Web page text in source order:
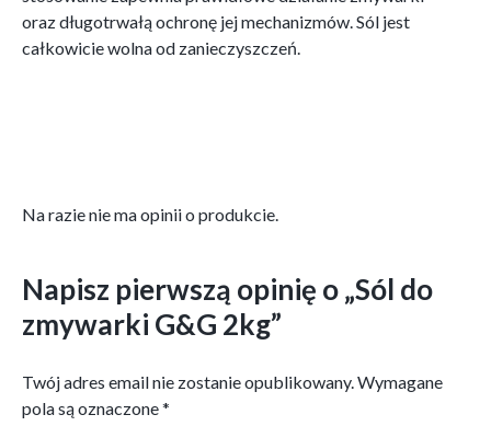
oraz długotrwałą ochronę jej mechanizmów. Sól jest
całkowicie wolna od zanieczyszczeń.
Na razie nie ma opinii o produkcie.
Napisz pierwszą opinię o „Sól do
zmywarki G&G 2kg”
Twój adres email nie zostanie opublikowany. Wymagane
pola są oznaczone*